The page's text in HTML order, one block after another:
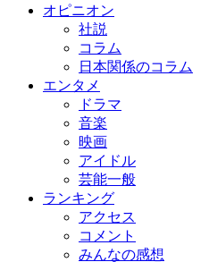
オピニオン
社説
コラム
日本関係のコラム
エンタメ
ドラマ
音楽
映画
アイドル
芸能一般
ランキング
アクセス
コメント
みんなの感想